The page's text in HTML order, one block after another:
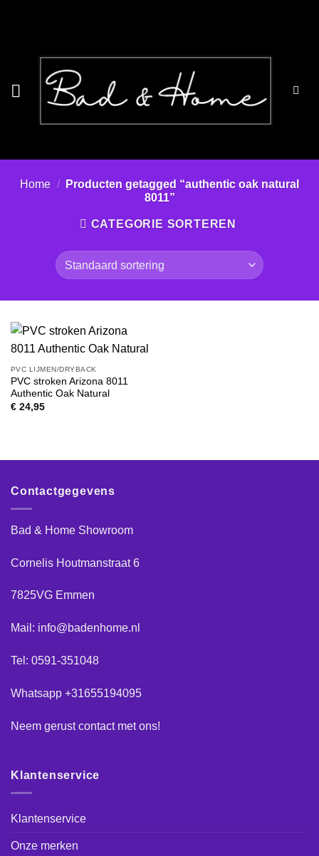
Home /
Producten getagged “authentic oak natural
8011”
CATEGORIE SORTEREN
PVC LIJMEN/DRYBACK
PVC stroken Arizona 8011
Authentic Oak Natural
€24,95
Contactgegevens
Bad & Home Showroom
Cornelis Houtmanstraat 6
7825VG Emmen
Mail: info@badenhome.nl
Tel: 0591-351048
Whatsapp +31655194095
Neem gerustcontactmet ons!
Klantenservice
Klantenservice
Onze merken